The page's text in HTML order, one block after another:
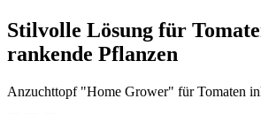
Stilvolle Lösung für
rankende Pflanzen
Anzuchttopf "Home Grower" für Tomaten